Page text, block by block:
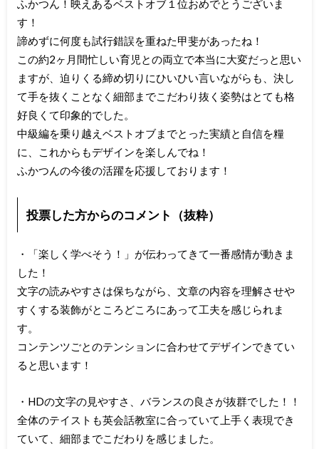
ふかつん！映えあるベストオブ１位おめでとうございま
す！
諦めずに何度も試行錯誤を重ねた甲斐があったね！
この約2ヶ月間忙しい育児との両立で本当に大変だっと思い
ますが、迫りくる締め切りにひいひい言いながらも、決し
て手を抜くことなく細部までこだわり抜く姿勢はとても格
好良くて印象的でした。
中級編を乗り越えベストオブまでとった実績と自信を糧
に、これからもデザインを楽しんでね！
ふかつんの今後の活躍を応援しております！
投票した方からのコメント（抜粋）
・「楽しく学べそう！」が伝わってきて一番感情が動きま
した！
文字の読みやすさは保ちながら、文章の内容を理解させや
すくする装飾がところどころにあって工夫を感じられま
す。
コンテンツごとのテンションに合わせてデザインできてい
ると思います！
・HDの文字の見やすさ、バランスの良さが抜群でした！！
全体のテイストも英会話教室に合っていて上手く表現でき
ていて、細部までこだわりを感じました。